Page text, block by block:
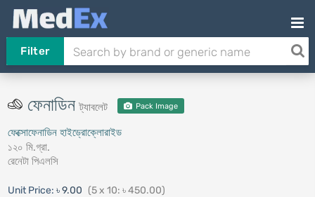
Filter
ফেনাডিনট্যাবলেট Pack Image
ফেক্সোফেনাডিন হাইড্রোক্লোরাইড
১২০ মি.গ্রা.
রেনেটা পিএলসি
Unit Price: ৳ 9.00 (5 x 10: ৳ 450.00)